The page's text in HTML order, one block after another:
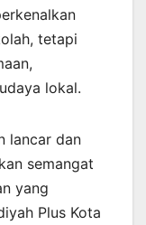
tetapi
lokal.
lancar dan
semangat
yang
Plus Kota